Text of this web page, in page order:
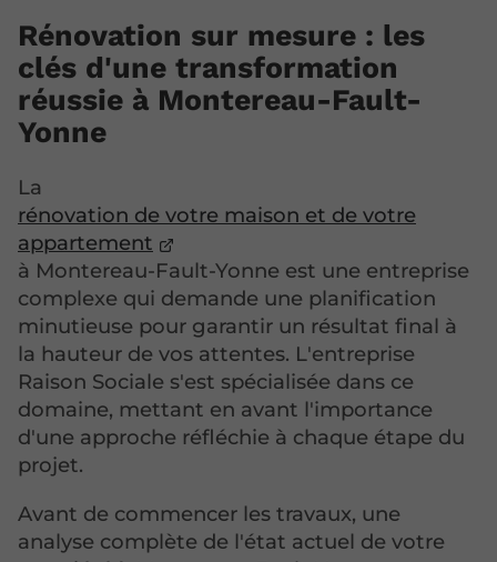
Rénovation sur mesure : les
clés d'une transformation
réussie à Montereau-Fault-
Yonne
La
rénovation de votre maison et de votre
appartement
à Montereau-Fault-Yonne est une entreprise
complexe qui demande une planification
minutieuse pour garantir un résultat final à
la hauteur de vos attentes. L'entreprise
Raison Sociale s'est spécialisée dans ce
domaine, mettant en avant l'importance
d'une approche réfléchie à chaque étape du
projet.
Avant de commencer les travaux, une
analyse complète de l'état actuel de votre